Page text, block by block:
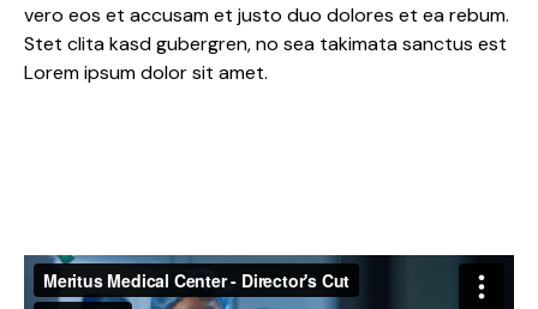
vero eos et accusam et justo duo dolores et ea rebum.
Stet clita kasd gubergren, no sea takimata sanctus est
Lorem ipsum dolor sit amet.